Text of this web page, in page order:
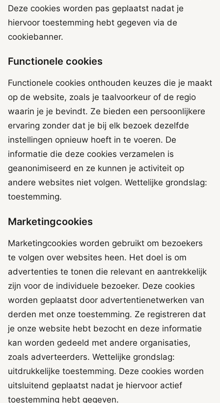
Deze cookies worden pas geplaatst nadat je
hiervoor toestemming hebt gegeven via de
cookiebanner.
Functionele cookies
Functionele cookies onthouden keuzes die je maakt
op de website, zoals je taalvoorkeur of de regio
waarin je je bevindt. Ze bieden een persoonlijkere
ervaring zonder dat je bij elk bezoek dezelfde
instellingen opnieuw hoeft in te voeren. De
informatie die deze cookies verzamelen is
geanonimiseerd en ze kunnen je activiteit op
andere websites niet volgen. Wettelijke grondslag:
toestemming.
Marketingcookies
Marketingcookies worden gebruikt om bezoekers
te volgen over websites heen. Het doel is om
advertenties te tonen die relevant en aantrekkelijk
zijn voor de individuele bezoeker. Deze cookies
worden geplaatst door advertentienetwerken van
derden met onze toestemming. Ze registreren dat
je onze website hebt bezocht en deze informatie
kan worden gedeeld met andere organisaties,
zoals adverteerders. Wettelijke grondslag:
uitdrukkelijke toestemming. Deze cookies worden
uitsluitend geplaatst nadat je hiervoor actief
toestemming hebt gegeven.